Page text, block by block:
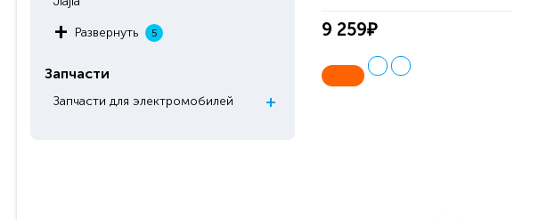
Развернуть 5
Запчасти
Запчасти для электромобилей
9 259₽